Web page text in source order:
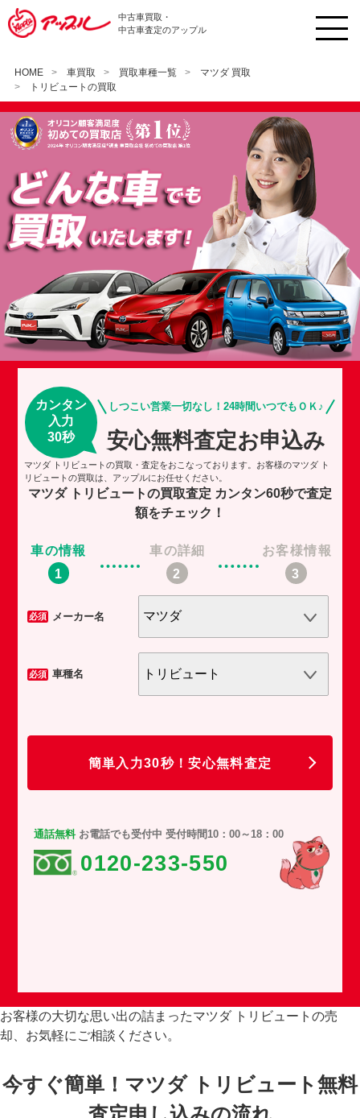
中古車買取・
中古車査定のアップル
HOME 車買取 買取車種一覧
マツダ 買取
トリビュートの買取
カンタン
入力
30秒
しつこい営業一切なし！24時間いつでもＯＫ♪
安心無料査定お申込み
マツダ トリビュートの買取・査定をおこなっております。お客様のマツダ ト
リビュートの買取は、アップルにお任せください。
マツダ トリビュートの買取査定 カンタン60秒で査定
額をチェック！
車の情報 車の詳細 お客様情報
必須 メーカー名
必須 車種名
簡単入力30秒！安心無料査定
通話無料お電話でも受付中 受付時間10：00～18：00
0120-233-550
お客様の大切な思い出の詰まったマツダ トリビュートの売
却、お気軽にご相談ください。
今すぐ簡単！マツダ トリビュート無料